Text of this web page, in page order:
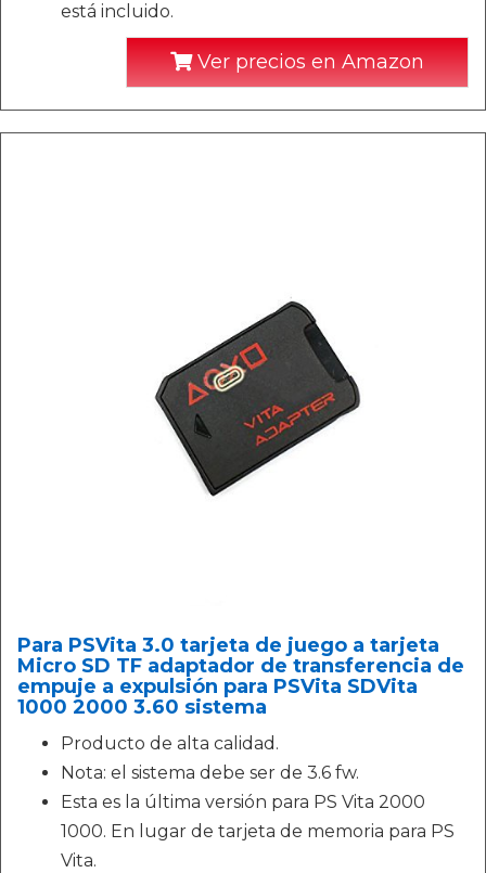
está incluido.
Ver precios en Amazon
Para PSVita 3.0 tarjeta de juego a tarjeta
Micro SD TF adaptador de transferencia de
empuje a expulsión para PSVita SDVita
1000 2000 3.60 sistema
Producto de alta calidad.
Nota: el sistema debe ser de 3.6 fw.
Esta es la última versión para PS Vita 2000
1000. En lugar de tarjeta de memoria para PS
Vita.